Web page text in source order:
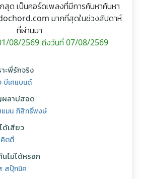
สุด เป็นคอร์ดเพลงที่มีการค้นหาค้นหา
มากที่สุดในช่วงสัปดาห์
ที่ผ่านมา
08/2569 ถึงวันที่ 07/08/2569
าะพี่รักจริง
บีเคแบนด์
ลาบ่ฮอด
แมน ภิสิทธิ์พงษ์
ด้เสียว
ตตี้
นไม่ได้หรอก
สปุ๊กนิค